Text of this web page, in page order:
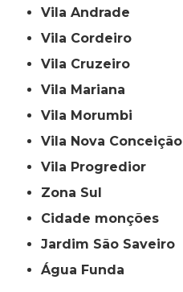
Vila Andrade
Vila Cordeiro
Vila Cruzeiro
Vila Mariana
Vila Morumbi
Vila Nova Conceição
Vila Progredior
Zona Sul
cidade monções
jardim São Saveiro
Água Funda